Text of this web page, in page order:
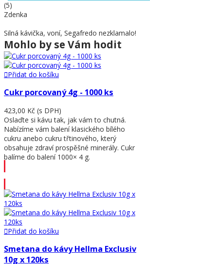
(5)
Zdenka
Silná kávička, voní, Segafredo nezklamalo!
Mohlo by se Vám hodit
Přidat do košíku
Cukr porcovaný 4g - 1000 ks
423,00 Kč (s DPH)
Oslaďte si kávu tak, jak vám to chutná.
Nabízíme vám balení klasického bílého
cukru anebo cukru třtinového, který
obsahuje zdraví prospěšné minerály. Cukr
balíme do balení 1000× 4 g.
Přidat do košíku
Smetana do kávy Hellma Exclusiv
10g x 120ks